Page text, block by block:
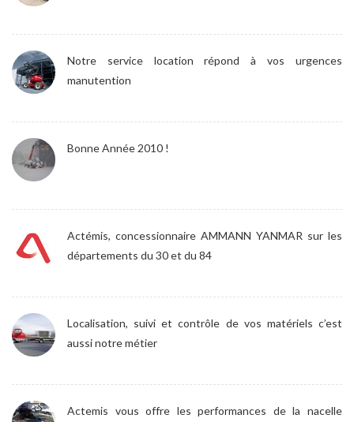
Notre service location répond à vos urgences
manutention
Bonne Année 2010 !
Actémis, concessionnaire AMMANN YANMAR sur les
départements du 30 et du 84
Localisation, suivi et contrôle de vos matériels c’est
aussi notre métier
Actemis vous offre les performances de la nacelle